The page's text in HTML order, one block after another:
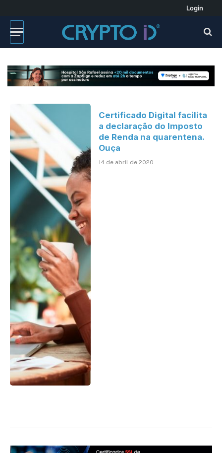
Login
Certificado Digital facilita
a declaração do Imposto
de Renda na quarentena.
Ouça
14 de abril de 2020